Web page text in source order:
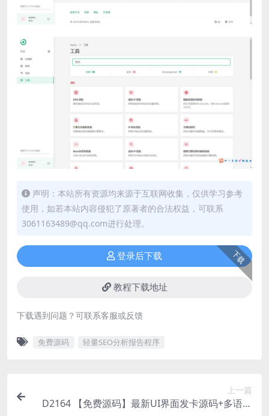
声明：本站所有资源均来源于互联网收集，仅供学习参考
使用，如若本站内容侵犯了原著者的合法权益，可联系
3061163489@qq.com进行处理。
下载
登录后下载
教程下载地址
下载遇到问题？可联系客服或反馈
免费源码 轻量SEO分析报告程序
上一篇
D2164 【免费源码】最新UI界面发卡源码+多语言